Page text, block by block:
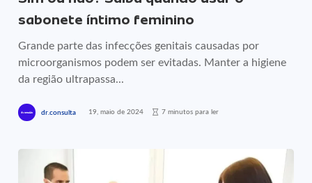
sabonete íntimo feminino
Grande parte das infecções genitais causadas por
microorganismos podem ser evitadas. Manter a higiene
da região ultrapassa...
dr.consulta 19, maio de 2024 7 minutos para ler